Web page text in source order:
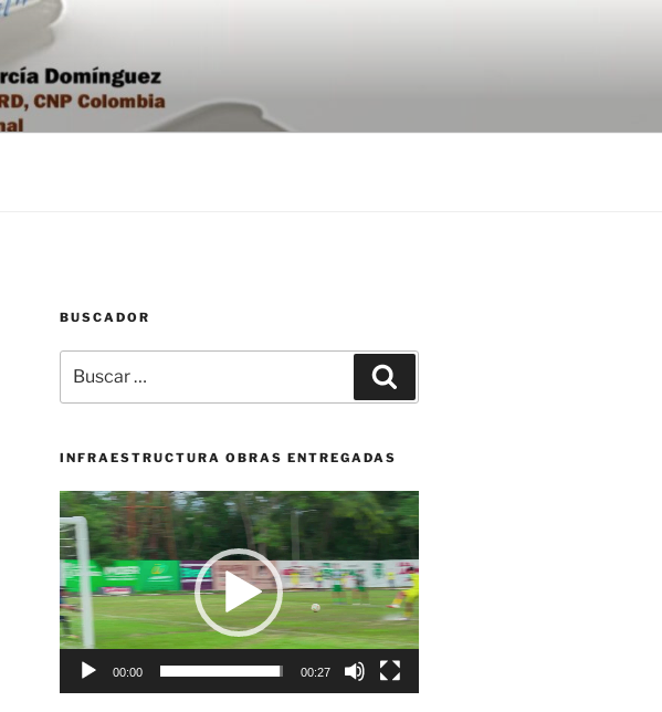
BUSCADOR
por:
INFRAESTRUCTURA OBRAS ENTREGADAS
Reproductor
de
vídeo
00:00 00:27